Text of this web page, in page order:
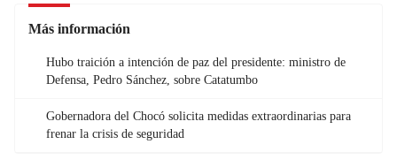
Más información
Hubo traición a intención de paz del presidente: ministro de
Defensa, Pedro Sánchez, sobre Catatumbo
Gobernadora del Chocó solicita medidas extraordinarias para
frenar la crisis de seguridad